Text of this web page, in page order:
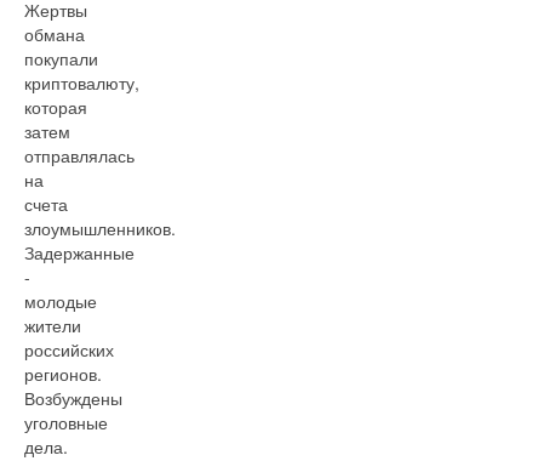
Жертвы
обмана
покупали
криптовалюту,
которая
затем
отправлялась
на
счета
злоумышленников.
Задержанные
-
молодые
жители
российских
регионов.
Возбуждены
уголовные
дела.